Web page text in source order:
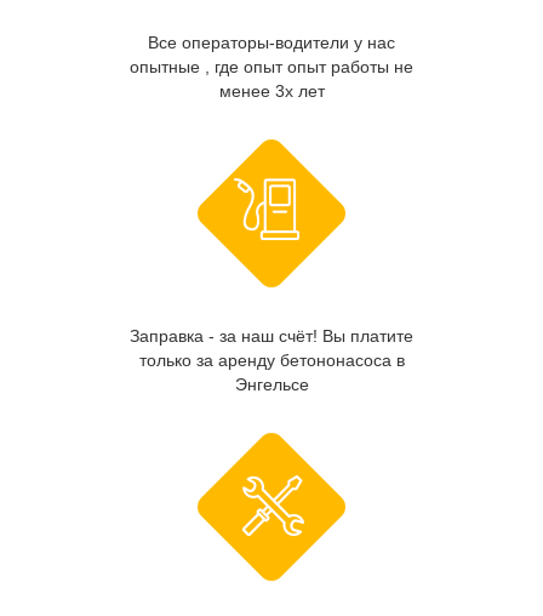
Все операторы-водители у нас
опытные , где опыт опыт работы не
менее 3х лет
Заправка - за наш счёт! Вы платите
только за аренду бетононасоса в
Энгельсе